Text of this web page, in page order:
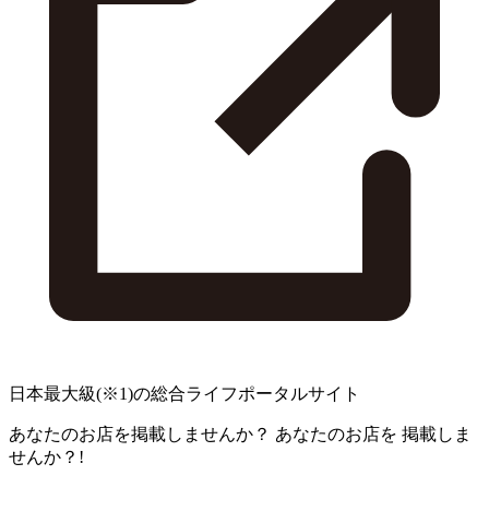
日本最大級(※1)の総合ライフポータルサイト
あなたのお店を掲載しませんか？ あなたのお店を 掲載しま
せんか？!